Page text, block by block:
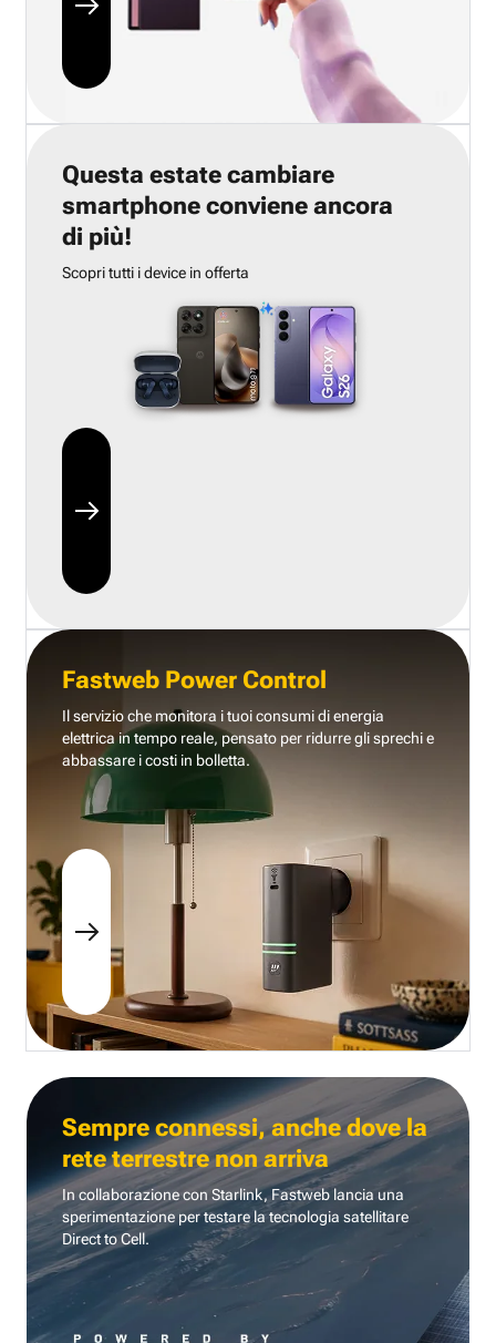
Questa estate cambiare
smartphone conviene ancora
di più!
Scopri tutti i device in offerta
Fastweb Power Control
Il servizio che monitora i tuoi consumi di energia
elettrica in tempo reale, pensato per ridurre gli sprechi e
abbassare i costi in bolletta.
Sempre connessi, anche dove la
rete terrestre non arriva
In collaborazione con Starlink, Fastweb lancia una
sperimentazione per testare la tecnologia satellitare
Direct to Cell.